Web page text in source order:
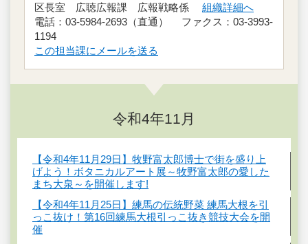
区長室 広聴広報課 広報戦略係 組織詳細へ
電話：03-5984-2693（直通） ファクス：03-3993-
1194
この担当課にメールを送る
令和4年11月
【令和4年11月29日】牧野富太郎博士で街を盛り上
げよう！ボタニカルアート展～牧野富太郎の愛した
まち大泉～を開催します!
【令和4年11月25日】練馬の伝統野菜 練馬大根を引
っこ抜け！第16回練馬大根引っこ抜き競技大会を開
催